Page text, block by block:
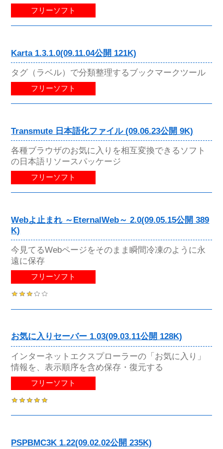
フリーソフト
Karta 1.3.1.0(09.11.04公開 121K)
タグ（ラベル）で分類整理するブックマークツール
フリーソフト
Transmute 日本語化ファイル (09.06.23公開 9K)
各種ブラウザのお気に入りを相互変換できるソフト
の日本語リソースパッケージ
フリーソフト
Webよ止まれ ～EternalWeb～ 2.0(09.05.15公開 389
K)
今見てるWebページをそのまま瞬間冷凍のように永
遠に保存
フリーソフト
お気に入りセーバー 1.03(09.03.11公開 128K)
インターネットエクスプローラーの「お気に入り」
情報を、表示順序を含め保存・復元する
フリーソフト
PSPBMC3K 1.22(09.02.02公開 235K)